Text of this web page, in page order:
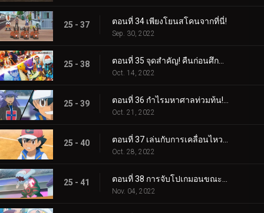
25 - 37 ตอนที่ 34 เพียงโยนสโคนจากที่นี่!
Sep. 30, 2022
25 - 38
Oct. 14, 2022
25 - 39
Oct. 21, 2022
25 - 40
Oct. 28, 2022
25 - 41
Nov. 04, 2022